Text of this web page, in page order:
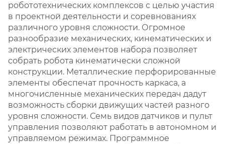
робототехнических комплексов с целью участия
в проектной деятельности и соревнованиях
различного уровня сложности. Огромное
разнообразие механических, кинематических и
электрических элементов набора позволяет
собрать робота кинематически сложной
конструкции. Металлические перфорированные
элементы обеспечат прочность каркаса, а
многочисленные механических передач дадут
возможность сборки движущих частей разного
уровня сложности. Семь видов датчиков и пульт
управления позволяют работать в автономном и
управляемом режимах. Программное